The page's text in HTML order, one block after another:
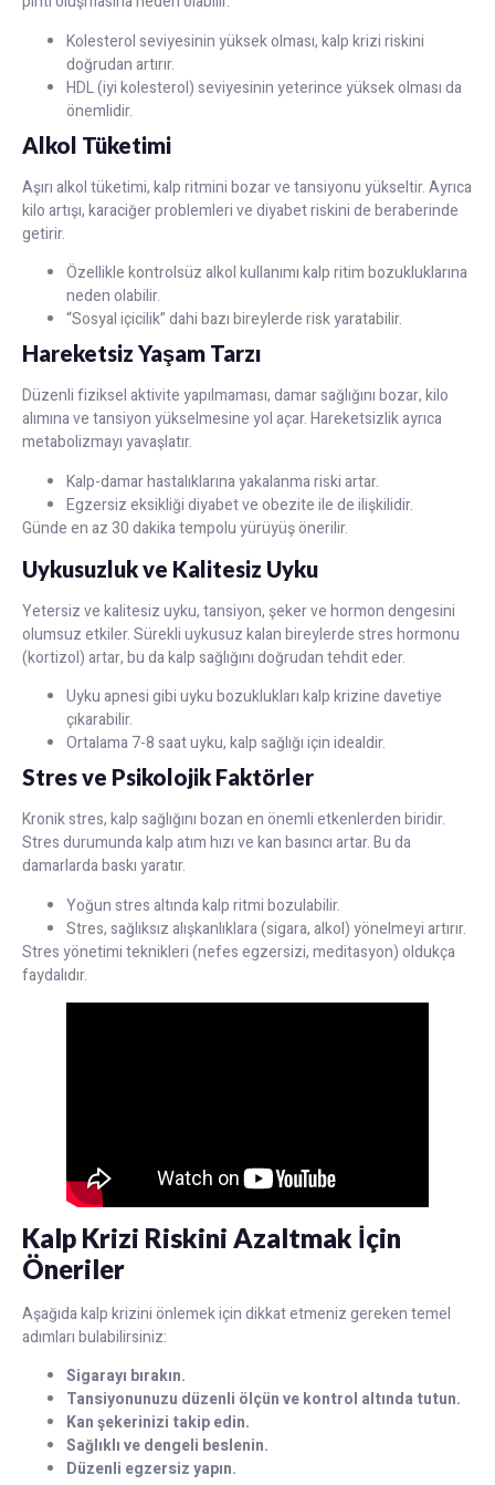
Kolesterol seviyesinin yüksek olması, kalp krizi riskini
doğrudan artırır.
HDL (iyi kolesterol) seviyesinin yeterince yüksek olması da
önemlidir.
Alkol Tüketimi
Aşırı alkol tüketimi, kalp ritmini bozar ve tansiyonu yükseltir. Ayrıca
kilo artışı, karaciğer problemleri ve diyabet riskini de beraberinde
getirir.
Özellikle kontrolsüz alkol kullanımı kalp ritim bozukluklarına
neden olabilir.
“Sosyal içicilik” dahi bazı bireylerde risk yaratabilir.
Hareketsiz Yaşam Tarzı
Düzenli fiziksel aktivite yapılmaması, damar sağlığını bozar, kilo
alımına ve tansiyon yükselmesine yol açar. Hareketsizlik ayrıca
metabolizmayı yavaşlatır.
Kalp-damar hastalıklarına yakalanma riski artar.
Egzersiz eksikliği diyabet ve obezite ile de ilişkilidir.
Günde en az 30 dakika tempolu yürüyüş önerilir.
Uykusuzluk ve Kalitesiz Uyku
Yetersiz ve kalitesiz uyku, tansiyon, şeker ve hormon dengesini
olumsuz etkiler. Sürekli uykusuz kalan bireylerde stres hormonu
(kortizol) artar, bu da kalp sağlığını doğrudan tehdit eder.
Uyku apnesi gibi uyku bozuklukları kalp krizine davetiye
çıkarabilir.
Ortalama 7-8 saat uyku, kalp sağlığı için idealdir.
Stres ve Psikolojik Faktörler
Kronik stres, kalp sağlığını bozan en önemli etkenlerden biridir.
Stres durumunda kalp atım hızı ve kan basıncı artar. Bu da
damarlarda baskı yaratır.
Yoğun stres altında kalp ritmi bozulabilir.
Stres, sağlıksız alışkanlıklara (sigara, alkol) yönelmeyi artırır.
Stres yönetimi teknikleri (nefes egzersizi, meditasyon) oldukça
faydalıdır.
Kalp Krizi Riskini Azaltmak İçin
Öneriler
Aşağıda kalp krizini önlemek için dikkat etmeniz gereken temel
adımları bulabilirsiniz:
Sigarayı bırakın.
Tansiyonunuzu düzenli ölçün ve kontrol altında tutun.
Kan şekerinizi takip edin.
Sağlıklı ve dengeli beslenin.
Düzenli egzersiz yapın.